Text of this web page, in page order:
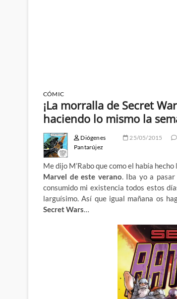
CÓMIC
¡La morralla de Secret
haciendo lo mismo la
Diógenes
Pantarújez
25/05/2015
Me dijo M’Rabo que como el había
Marvel de este verano. Iba yo a
consumido mi existencia todos estos
larguísimo. Así que igual mañana os
Secret Wars…